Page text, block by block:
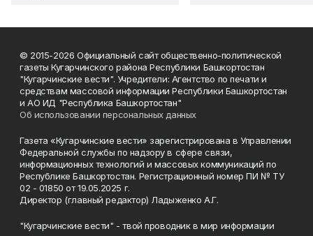
© 2015-2026 Официальный сайт общественно-политической
газеты Кугарчинского района Республики Башкортостан
"Кугарчинские вести". Учредители: Агентство по печати и
средствам массовой информации Республики Башкортостан
и АО ИД "Республика Башкортостан"
Об использовании персональных данных
Газета «Кугарчинские вести» зарегистрирована в Управлении
Федеральной службы по надзору в сфере связи,
информационных технологий и массовых коммуникаций по
Республике Башкортостан. Регистрационный номер ПИ № ТУ
02 - 01850 от 19.05.2025 г.
Директор (главный редактор) Ладыженко А.Г.
"Кугарчинские вести" - твой проводник в мир информации